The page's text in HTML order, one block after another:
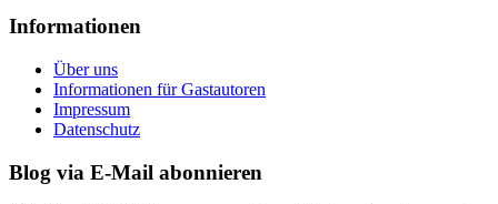
Informationen
Über uns
Informationen für Gastautoren
Impressum
Datenschutz
Blog via E-Mail abonnieren